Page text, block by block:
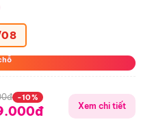
-10%
Xem chi tiết